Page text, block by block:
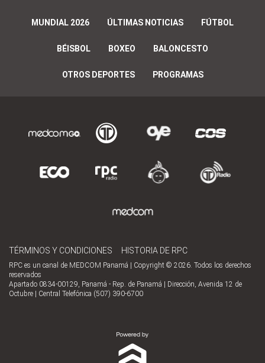
MUNDIAL 2026 ÚLTIMAS NOTICIAS FÚTBOL
BÉISBOL BOXEO BALONCESTO
OTROS DEPORTES PROGRAMAS
TÉRMINOS Y CONDICIONES HISTORIA DE RPC
RPC es un canal de MEDCOM Panamá | Copyright © 2026. Todos los derechos
reservados
Apartado 0834-00129, Panamá - Rep. de Panamá | Dirección, Avenida 12 de
Octubre | Central Telefónica (507) 390-6700